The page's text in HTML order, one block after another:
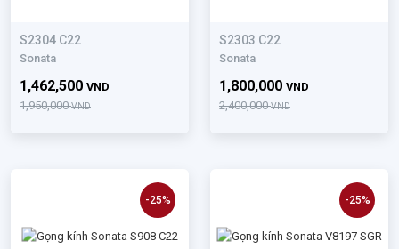
S2304 C22
Sonata
1,950,000VND
1,462,500 VND
S2303 C22
Sonata
2,400,000VND
1,800,000 VND
-25% -25%